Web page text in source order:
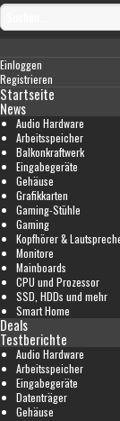
Einloggen
Registrieren
Startseite
News
Audio Hardware
Arbeitsspeicher
Balkonkraftwerk
Eingabegeräte
Gehäuse
Grafikkarten
Gaming-Stühle
Gaming
Kopfhörer &
Monitore
Mainboards
CPU und Prozessor
SSD, HDDs und mehr
Smart Home
Deals
Testberichte
Audio Hardware
Arbeitsspeicher
Eingabegeräte
Datenträger
Gehäuse